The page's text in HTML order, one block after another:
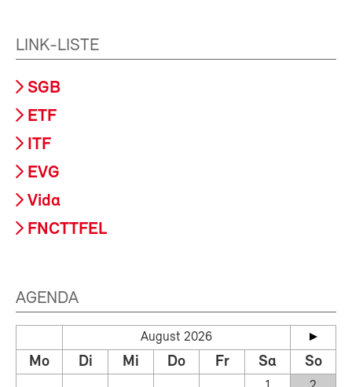
LINK-LISTE
SGB
ETF
ITF
EVG
Vida
FNCTTFEL
AGENDA
August 2026
Mo Di Mi Do Fr Sa So